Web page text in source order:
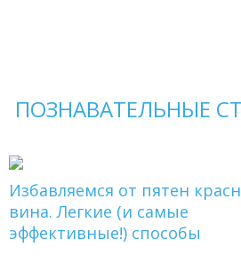
ПОЗНАВАТЕЛЬНЫЕ
Избавляемся от пятен
вина. Легкие (и самые
эффективные!) способы